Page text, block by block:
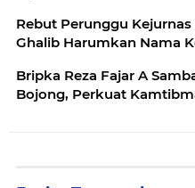
Rebut Perunggu Kejurnas
Ghalib Harumkan Nama
Bripka Reza Fajar A
Bojong, Perkuat